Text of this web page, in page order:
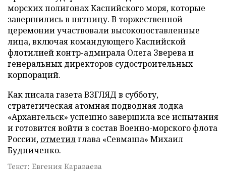
морских полигонах Каспийского моря, которые
завершились в пятницу. В торжественной
церемонии участвовали высокопоставленные
лица, включая командующего Каспийской
флотилией контр-адмирала Олега Зверева и
генеральных директоров судостроительных
корпораций.
Как писала газета ВЗГЛЯД в субботу,
стратегическая атомная подводная лодка
«Архангельск» успешно завершила все испытания
и готовится войти в состав Военно-морского флота
России, отметилглава «Севмаша» Михаил
Будниченко.
Текст: Евгения Караваева